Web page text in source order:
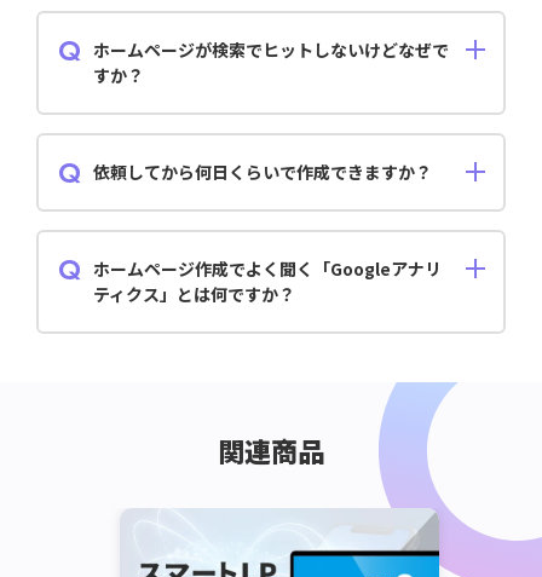
ホームページが検索でヒットしないけどなぜで
すか？
を伸ばしたい方は InstagramgramやTwitter、Googleマ
で効果が期待できます。
依頼してから何日くらいで作成できますか？
ホームページ作成でよく聞く「Googleアナリ
ティクス」とは何ですか？
とで、Webサイトの現状把握、訪問者を増やすための
関連商品